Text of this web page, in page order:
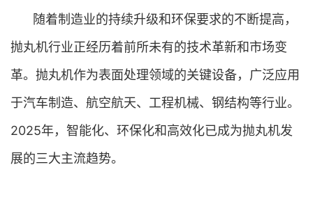
随着制造业的持续升级和环保要求的不断提高，
抛丸机行业正经历着前所未有的技术革新和市场变
革。抛丸机作为表面处理领域的关键设备，广泛应用
于汽车制造、航空航天、工程机械、钢结构等行业。
2025年，智能化、环保化和高效化已成为抛丸机发
展的三大主流趋势。